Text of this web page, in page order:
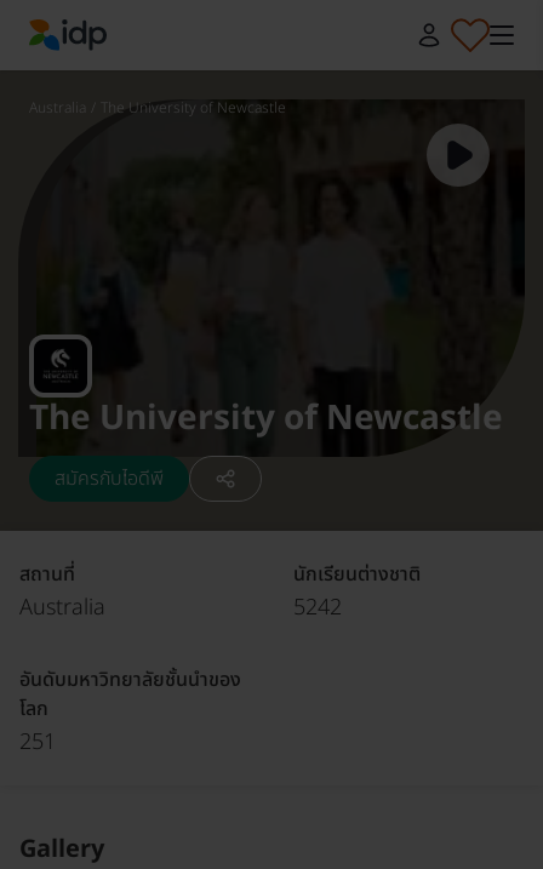
IDP Education
Australia / The University of Newcastle
The University of Newcastle
สมัครกับไอดีพี
สถานที่
Australia
นักเรียนต่างชาติ
5242
อันดับมหาวิทยาลัยชั้นนำของ
โลก
251
Gallery